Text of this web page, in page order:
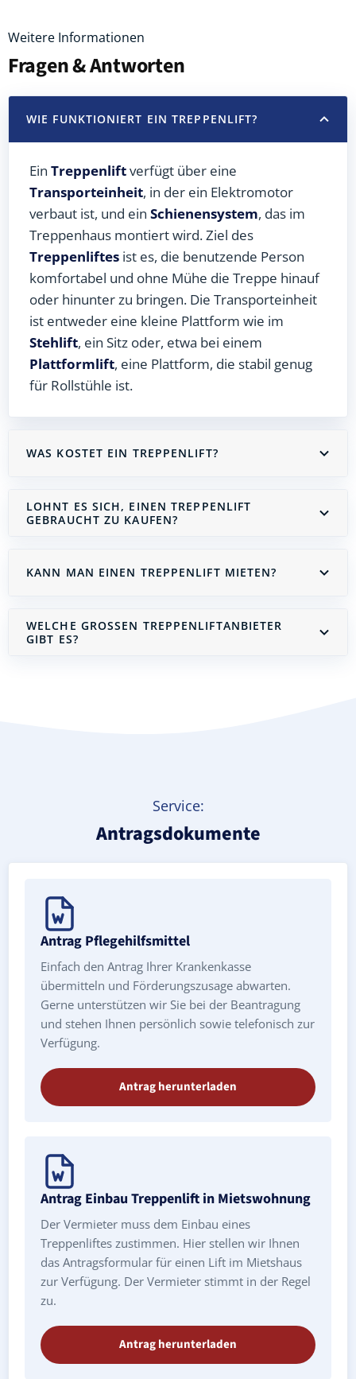
Weitere Informationen
Fragen & Antworten
WIE FUNKTIONIERT EIN TREPPENLIFT?
Ein Treppenliftverfügt über eine
Transporteinheit, in der ein Elektromotor
verbaut ist, und ein Schienensystem, das im
Treppenhaus montiert wird. Ziel des
Treppenliftes ist es, die benutzende Person
komfortabel und ohne Mühe die Treppe hinauf
oder hinunter zu bringen. Die Transporteinheit
ist entweder eine kleine Plattform wie im
Stehlift, ein Sitz oder, etwa bei einem
Plattformlift, eine Plattform, die stabil genug
für Rollstühle ist.
WAS KOSTET EIN TREPPENLIFT?
LOHNT ES SICH, EINEN TREPPENLIFT
GEBRAUCHT ZU KAUFEN?
KANN MAN EINEN TREPPENLIFT MIETEN?
WELCHE GROSSEN TREPPENLIFTANBIETER G
IBT ES?
Service:
Antragsdokumente
Antrag Pflegehilfsmittel
Einfach den Antrag Ihrer Krankenkasse
übermitteln und Förderungszusage abwarten.
Gerne unterstützen wir Sie bei der Beantragung
und stehen Ihnen persönlich sowie telefonisch zur
Verfügung.
Antrag herunterladen
Antrag Einbau Treppenlift in Mietswohnung
Der Vermieter muss dem Einbau eines
Treppenliftes zustimmen. Hier stellen wir Ihnen
das Antragsformular für einen Lift im Mietshaus
zur Verfügung. Der Vermieter stimmt in der Regel
zu.
Antrag herunterladen